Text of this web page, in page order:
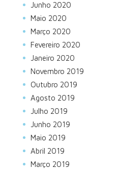
Junho 2020
Maio 2020
Março 2020
Fevereiro 2020
Janeiro 2020
Novembro 2019
Outubro 2019
Agosto 2019
Julho 2019
Junho 2019
Maio 2019
Abril 2019
Março 2019